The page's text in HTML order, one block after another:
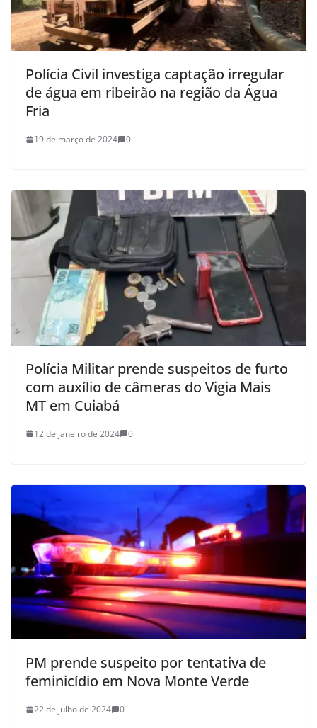
Polícia Civil investiga captação irregular
de água em ribeirão na região da Água
Fria
19 de março de 2024 0
Polícia Militar prende suspeitos de furto
com auxílio de câmeras do Vigia Mais
MT em Cuiabá
12 de janeiro de 2024 0
PM prende suspeito por tentativa de
feminicídio em Nova Monte Verde
22 de julho de 2024 0